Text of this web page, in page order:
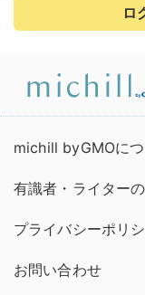
ロ
michill byGMOに
有識者・ライター
プライバシーポリ
お問い合わせ